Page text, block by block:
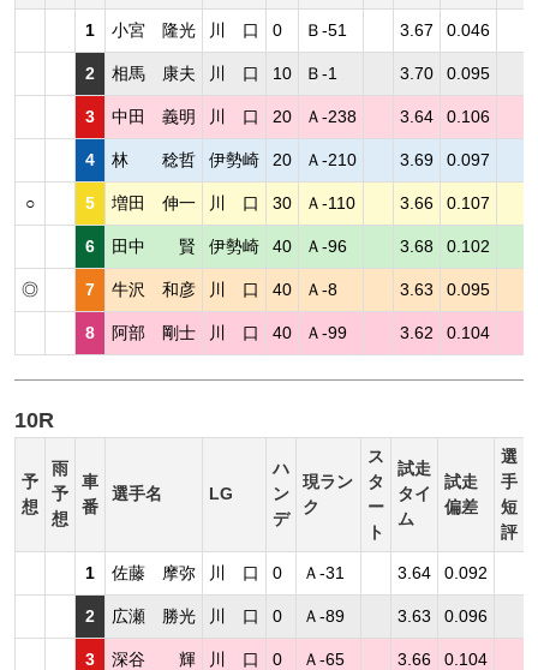
1 小宮 隆光 川 口 0 Ｂ-51 3.67 0.046
2 相馬 康夫 川 口 10 Ｂ-1 3.70 0.095
3 中田 義明 川 口 20 Ａ-238 3.64 0.106
4 林 稔哲 伊勢崎 20 Ａ-210 3.69 0.097
○ 5 増田 伸一 川 口 30 Ａ-110 3.66 0.107
6 田中 賢 伊勢崎 40 Ａ-96 3.68 0.102
◎ 7 牛沢 和彦 川 口 40 Ａ-8 3.63 0.095
8 阿部 剛士 川 口 40 Ａ-99 3.62 0.104
10R
予
想
雨
予
想
車
番
選手名 LG
ハ
ン
デ
現ラン
ク
ス
タ
ー
ト
試走
タイ
ム
試走
偏差
選
手
短
評
1 佐藤 摩弥 川 口 0 Ａ-31 3.64 0.092
2 広瀬 勝光 川 口 0 Ａ-89 3.63 0.096
3 深谷 輝 川 口 0 Ａ-65 3.66 0.104